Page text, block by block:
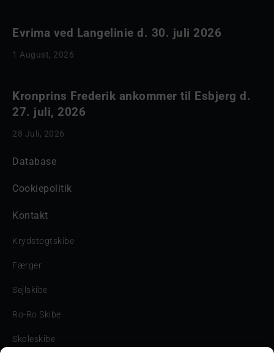
Evrima ved Langelinie d. 30. juli 2026
1 August, 2026
Kronprins Frederik ankommer til Esbjerg d.
27. juli, 2026
28 Juli, 2026
Database
Cookiepolitik
Kontakt
Krydstogtskibe
Færger
Sejlskibe
Ro-Ro Skibe
Skoleskibe